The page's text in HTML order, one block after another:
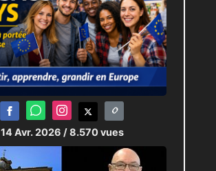
14 Avr. 2026 / 8.570 vues